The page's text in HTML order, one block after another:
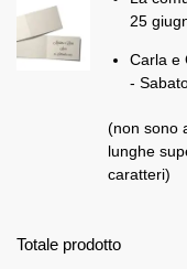
25
Carla e
-
(non sono
lunghe
caratteri)
Totale prodotto